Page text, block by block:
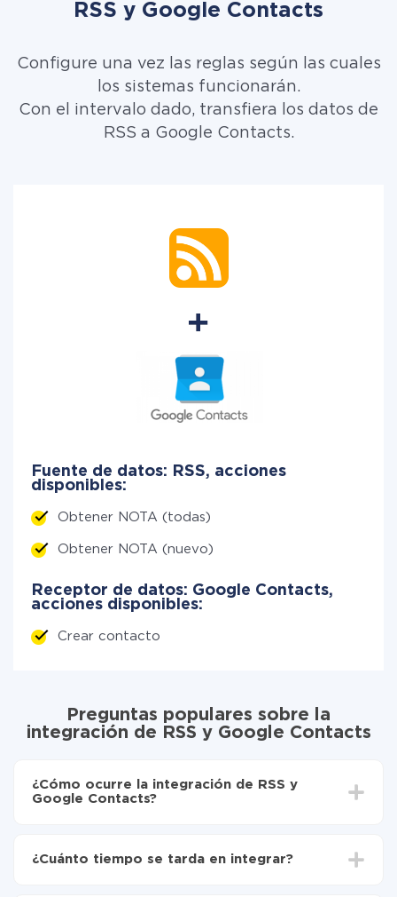
RSS y Google Contacts
Configure una vez las reglas según las cuales
los sistemas funcionarán.
Con el intervalo dado, transfiera los datos de
RSS a Google Contacts.
Fuente de datos: RSS, acciones
disponibles:
Obtener NOTA (todas)
Obtener NOTA (nuevo)
Receptor de datos: Google Contacts,
acciones disponibles:
Crear contacto
Preguntas populares sobre la
integración de RSS y Google Contacts
¿Cómo ocurre la integración de RSS y
Google Contacts?
Elija qué datos transferir de RSS a Google Contacts
¿Cuánto tiempo se tarda en integrar?